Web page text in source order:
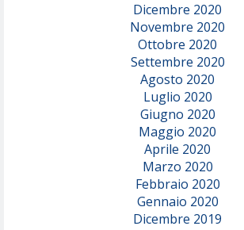
Dicembre 2020
Novembre 2020
Ottobre 2020
Settembre 2020
Agosto 2020
Luglio 2020
Giugno 2020
Maggio 2020
Aprile 2020
Marzo 2020
Febbraio 2020
Gennaio 2020
Dicembre 2019